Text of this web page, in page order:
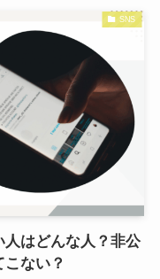
SNS
はどんな人？非公
ない？